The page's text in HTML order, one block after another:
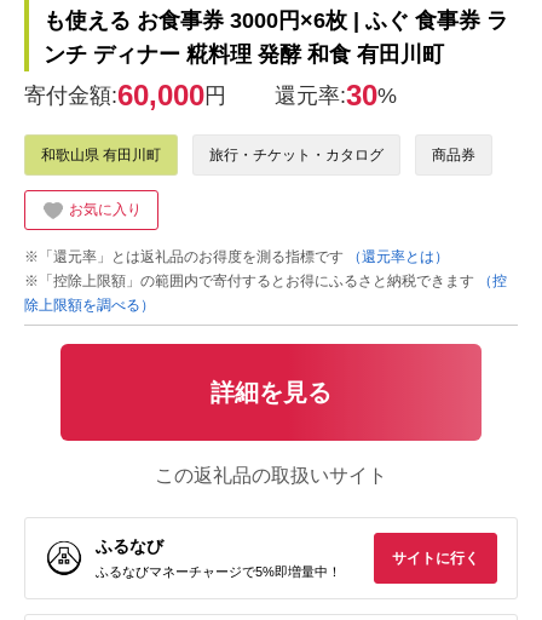
も使える お食事券 3000円×6枚 | ふぐ 食事券 ラ
ンチ ディナー 糀料理 発酵 和食 有田川町
寄付金額:60,000円 還元率:30%
和歌山県 有田川町 旅行・チケット・カタログ 商品券
お気に入り
※「還元率」とは返礼品のお得度を測る指標です
（還元率とは）
※「控除上限額」の範囲内で寄付するとお得にふるさと納税できます
（控
除上限額を調べる）
詳細を見る
この返礼品の取扱いサイト
ふるなび
ふるなびマネーチャージで5%即増量中！
サイトに行く